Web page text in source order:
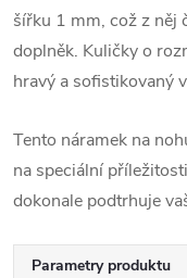
šířku 1 mm, což z něj
doplněk. Kuličky o
hravý a sofistikovaný
Tento náramek na
na speciální
dokonale podtrhuje
Parametry produktu